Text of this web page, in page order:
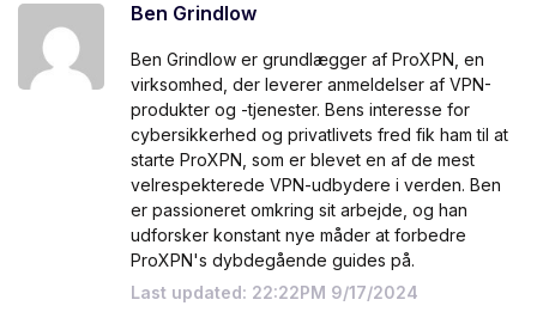
Ben Grindlow
Ben Grindlow er grundlægger af ProXPN, en
virksomhed, der leverer anmeldelser af VPN-
produkter og -tjenester. Bens interesse for
cybersikkerhed og privatlivets fred fik ham til at
starte ProXPN, som er blevet en af de mest
velrespekterede VPN-udbydere i verden. Ben
er passioneret omkring sit arbejde, og han
udforsker konstant nye måder at forbedre
ProXPN's dybdegående guides på.
Last updated: 22:22PM 9/17/2024